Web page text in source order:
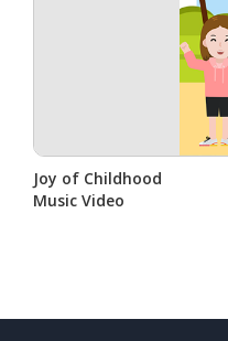
Joy of Childhood
Music Video